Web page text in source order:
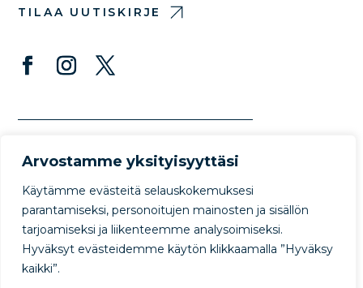
Arvostamme yksityisyyttäsi
Käytämme evästeitä selauskokemuksesi
parantamiseksi, personoitujen mainosten ja sisällön
tarjoamiseksi ja liikenteemme analysoimiseksi.
Hyväksyt evästeidemme käytön klikkaamalla ”Hyväksy
kaikki”.
TILAA UUTISKIRJE
© Copyright Protect Our Winters 2022
Privacy Policy